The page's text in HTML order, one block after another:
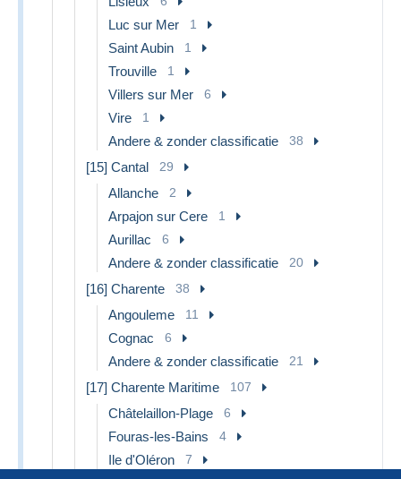
Luc sur Mer 1
Saint Aubin 1
Trouville 1
Villers sur Mer 6
Vire 1
Andere & zonder classificatie 38
[15] Cantal 29
Allanche 2
Arpajon sur Cere 1
Aurillac 6
Andere & zonder classificatie 20
[16] Charente 38
Angouleme 11
Cognac 6
Andere & zonder classificatie 21
[17] Charente Maritime 107
Châtelaillon-Plage 6
Fouras-les-Bains 4
Ile d'Oléron 7